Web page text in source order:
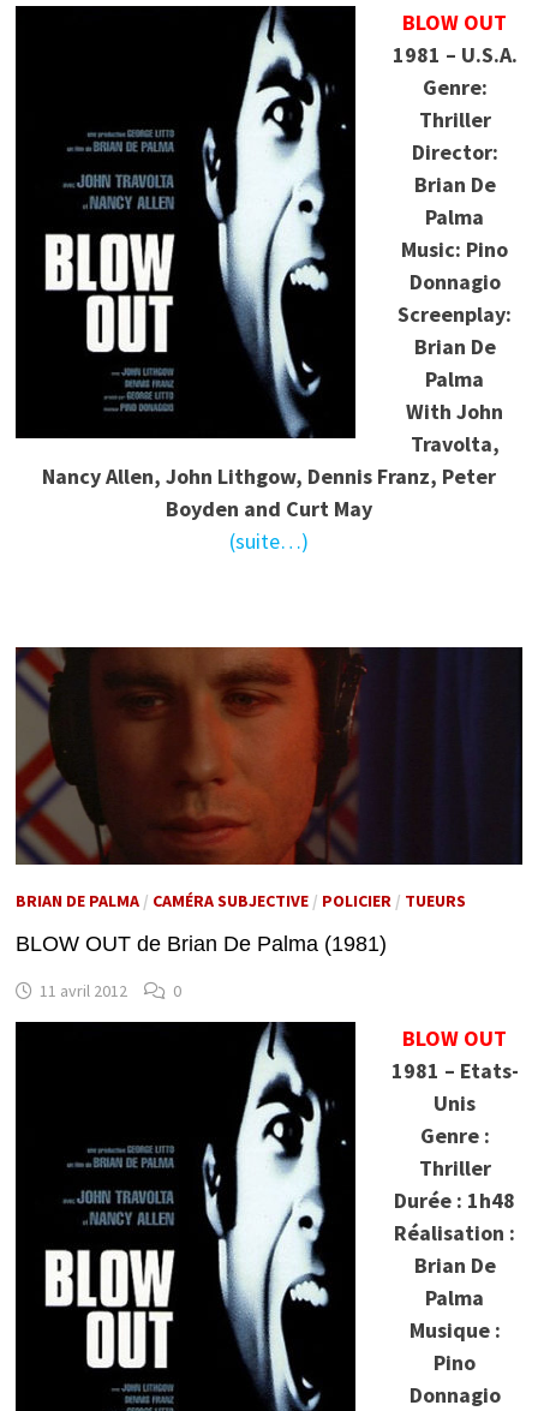
BLOW OUT
1981 – U.S.A.
Genre:
Thriller
Director:
Brian De
Palma
Music: Pino
Donnagio
Screenplay:
Brian De
Palma
WithJohn
Travolta,
Nancy Allen, John Lithgow, Dennis Franz, Peter
Boyden and Curt May
(suite…)
BRIAN DE PALMA/ CAMÉRA SUBJECTIVE/ POLICIER/ TUEURS
BLOW OUT de Brian De Palma (1981)
11 avril 2012 0
BLOW OUT
1981 – Etats-
Unis
Genre :
Thriller
Durée : 1h48
Réalisation :
Brian De
Palma
Musique :
Pino
Donnagio